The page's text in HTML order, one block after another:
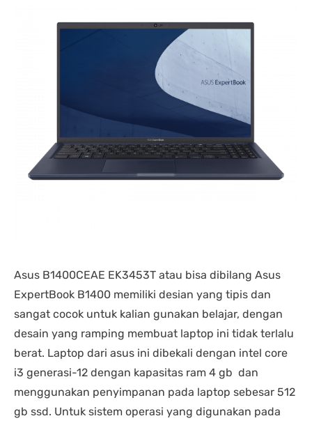
Asus B1400CEAE EK3453T atau bisa dibilang Asus
ExpertBook B1400 memiliki desian yang tipis dan
sangat cocok untuk kalian gunakan belajar, dengan
desain yang ramping membuat laptop ini tidak terlalu
berat. Laptop dari asus ini dibekali dengan intel core
i3 generasi-12 dengan kapasitas ram 4 gb dan
menggunakan penyimpanan pada laptop sebesar 512
gb ssd. Untuk sistem operasi yang digunakan pada